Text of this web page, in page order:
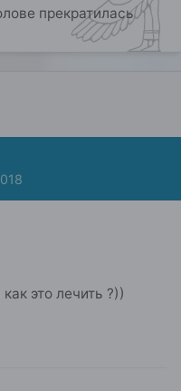
прекратилась
это лечить ?))